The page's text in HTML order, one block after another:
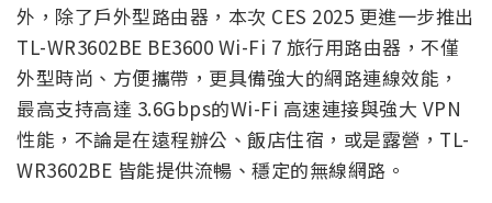
外，除了戶外型路由器，本次 CES 2025 更進一步推出
TL-WR3602BE BE3600 Wi-Fi 7 旅行用路由器，不僅
外型時尚、方便攜帶，更具備強大的網路連線效能，
最高支持高達 3.6Gbps的Wi-Fi 高速連接與強大 VPN
性能，不論是在遠程辦公、飯店住宿，或是露營，TL-
WR3602BE 皆能提供流暢、穩定的無線網路。